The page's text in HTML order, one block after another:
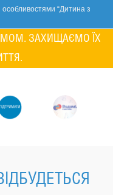
“Дитина з
ЗАХИЩАЄМО ЇХ